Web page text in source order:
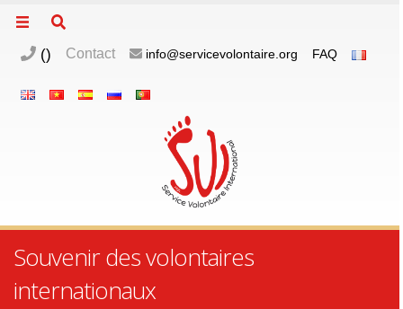
() Contact info@servicevolontaire.org FAQ
Souvenir des volontaires
internationaux